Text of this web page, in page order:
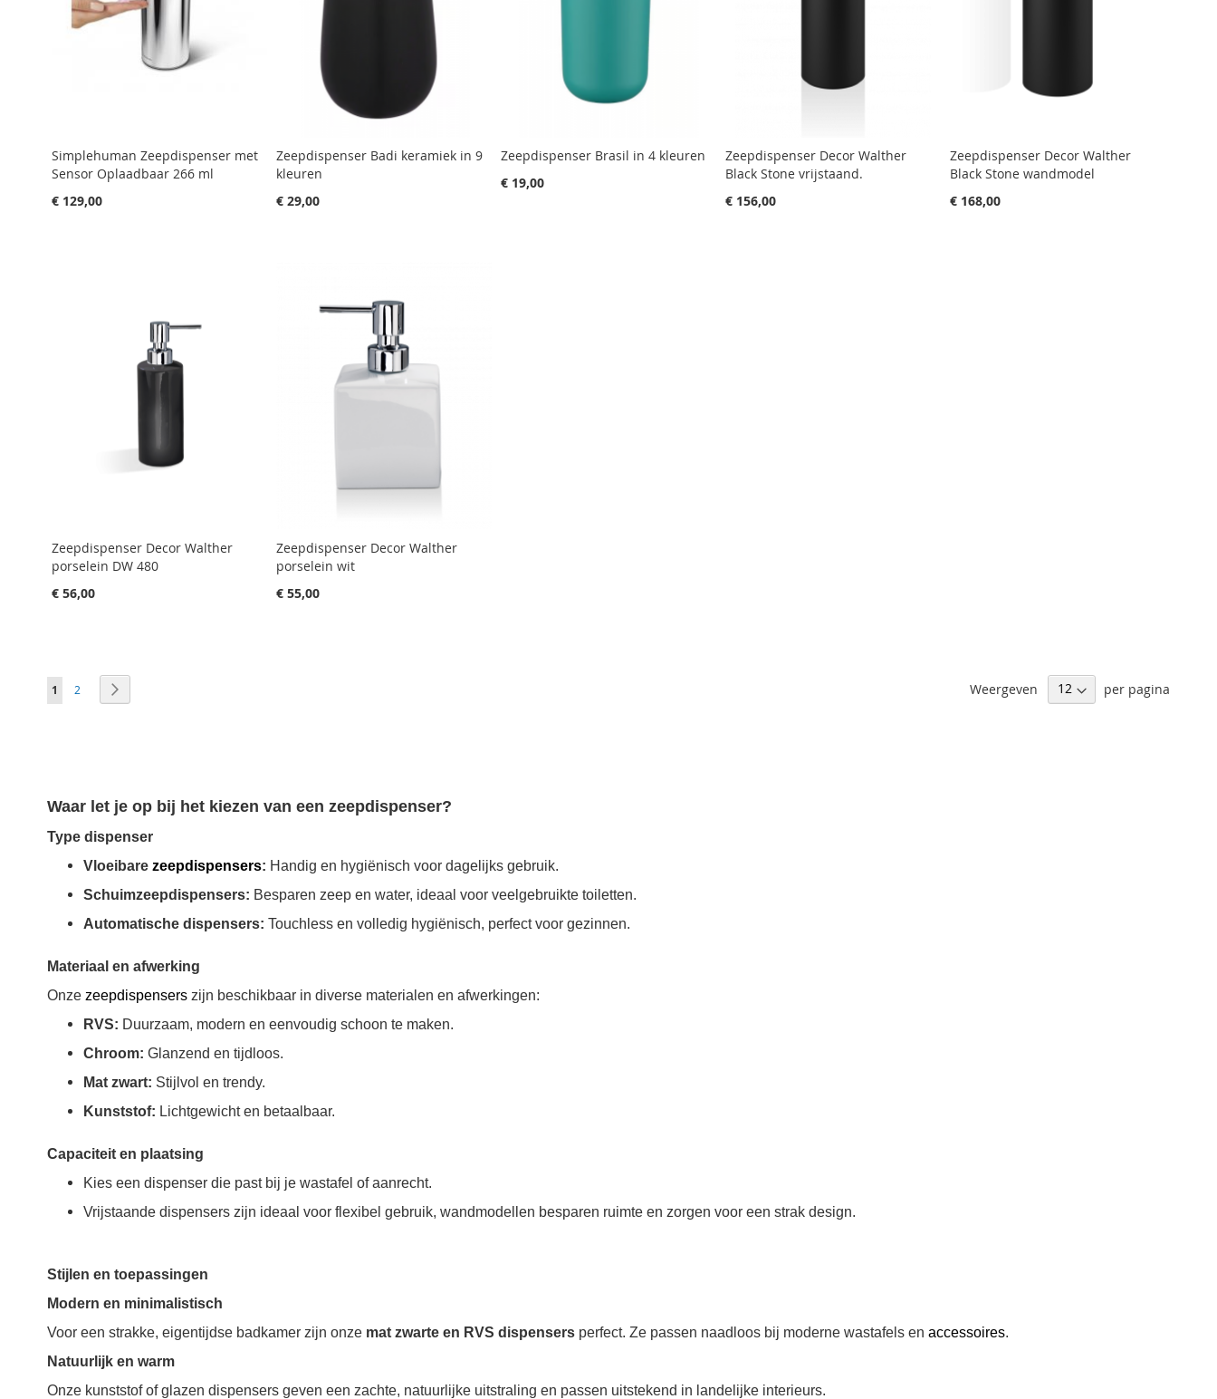
Simplehuman Zeepdispenser met
Sensor Oplaadbaar 266 ml
€ 129,00
Zeepdispenser Badi keramiek in 9
kleuren
€ 29,00
Zeepdispenser Brasil in 4 kleuren
€ 19,00
Zeepdispenser Decor Walther
Black Stone vrijstaand.
€ 156,00
Zeepdispenser Decor Walther
Black Stone wandmodel
€ 168,00
Zeepdispenser Decor Walther
porselein DW 480
€ 56,00
Zeepdispenser Decor Walther
porselein wit
€ 55,00
Pagina
Je leest momenteel pagina
1 Pagina
2 Weergeven per pagina
Waar let je op bij het kiezen van een zeepdispenser?
Type dispenser
Vloeibare zeepdispensers: Handig en hygiënisch voor dagelijks gebruik.
Schuimzeepdispensers: Besparen zeep en water, ideaal voor veelgebruikte toiletten.
Automatische dispensers: Touchless en volledig hygiënisch, perfect voor gezinnen.
Materiaal en afwerking
Onze zeepdispensers zijn beschikbaar in diverse materialen en afwerkingen:
RVS: Duurzaam, modern en eenvoudig schoon te maken.
Chroom: Glanzend en tijdloos.
Mat zwart: Stijlvol en trendy.
Kunststof: Lichtgewicht en betaalbaar.
Capaciteit en plaatsing
Kies een dispenser die past bij je wastafel of aanrecht.
Vrijstaande dispensers zijn ideaal voor flexibel gebruik, wandmodellen besparen ruimte en zorgen voor een strak design.
Stijlen en toepassingen
Modern en minimalistisch
Voor een strakke, eigentijdse badkamer zijn onze mat zwarte en RVS dispensers perfect. Ze passen naadloos bij moderne wastafels en accessoires.
Natuurlijk en warm
Onze kunststof of glazen dispensers geven een zachte, natuurlijke uitstraling en passen uitstekend in landelijke interieurs.